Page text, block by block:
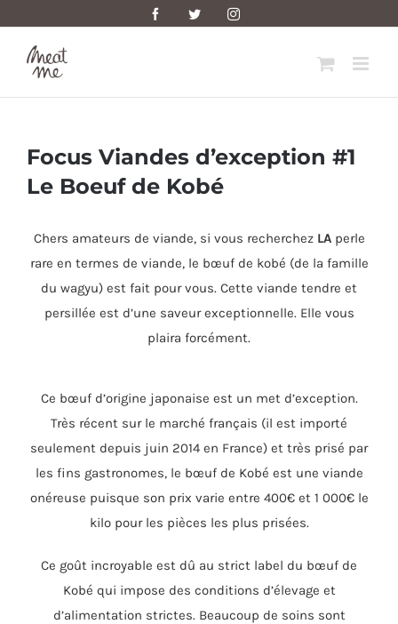
content
FacebookTwitter Instagram
Focus Viandes d’exception #1
Le Boeuf de Kobé
Chers amateurs de viande, si vous recherchez LAperle
rare en termes de viande, le bœuf de kobé (de la famille
du wagyu) est fait pour vous. Cette viande tendre et
persillée est d’une saveur exceptionnelle. Elle vous
plaira forcément.
Ce bœuf d’origine japonaise est un met d’exception.
Très récent sur le marché français (il est importé
seulement depuis juin 2014 en France) et très prisé par
les fins gastronomes, le bœuf de Kobé est une viande
onéreuse puisque son prix varie entre 400€ et 1 000€ le
kilo pour les pièces les plus prisées.
Ce goût incroyable est dû au strict label du bœuf de
Kobé qui impose des conditions d’élevage et
d’alimentation strictes. Beaucoup de soins sont